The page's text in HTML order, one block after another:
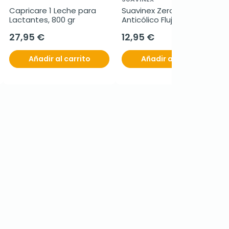
Capricare 1 Leche para
Lactantes, 800 gr
27,95 €
Añadir al carrito
Suavinex Zero Biberon
Anticólico Flujo S, 180ml.
12,95 €
Añadir al carrito